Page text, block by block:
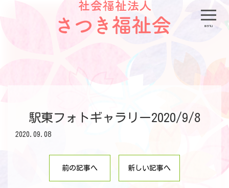
menu
駅東フォトギャラリー2020/9/8
2020.09.08
前の記事へ 新しい記事へ